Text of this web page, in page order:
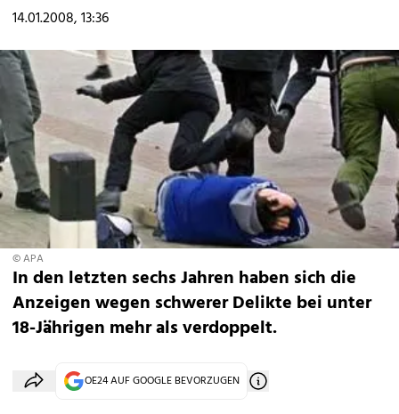
14.01.2008, 13:36
© APA
In den letzten sechs Jahren haben sich die
Anzeigen wegen schwerer Delikte bei unter
18-Jährigen mehr als verdoppelt.
OE24 AUF GOOGLE BEVORZUGEN